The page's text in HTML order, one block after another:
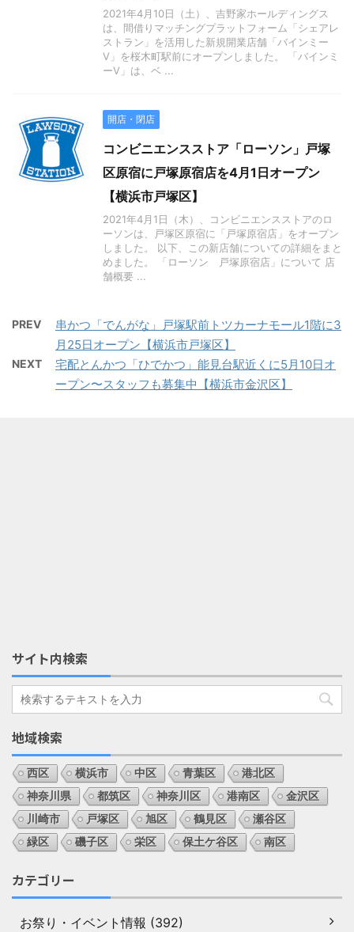
2021年4月10日（土）、吉野家ホールディングス
は、間借りマッチングプラットフォーム「シェアレ
ストラン」を活用した新規開業店舗「バインミー
V」を桜木町駅前にオープンしました。 「バインミ
ーV」は、ベ ...
開店・閉店
コンビニエンスストア「ローソン」戸塚
区原宿に戸塚原宿店を4月1日オープン
【横浜市戸塚区】
2021年4月1日（木）、コンビニエンスストアのロ
ーソンは、戸塚区原宿に「戸塚原宿店」をオープン
しました。 以下、この新店舗についての詳細をまと
めました。 「ローソン 戸塚原宿店」について 店
舗概要 ...
PREV
串かつ「でんがな」戸塚駅前トツカーナモール1階に3
月25日オープン【横浜市戸塚区】
NEXT
宅配とんかつ「ひでかつ」能見台駅近くに5月10日オ
ープン〜スタッフも募集中【横浜市金沢区】
サイト内検索
地域検索
西区 横浜市 中区 青葉区
港北区
神奈川県
都筑区 神奈川区 港南区
金沢区
川崎市
戸塚区 旭区 鶴見区
瀬谷区
緑区
磯子区 栄区 保土ケ谷区 南区
カテゴリー
お祭り・イベント情報 (392)